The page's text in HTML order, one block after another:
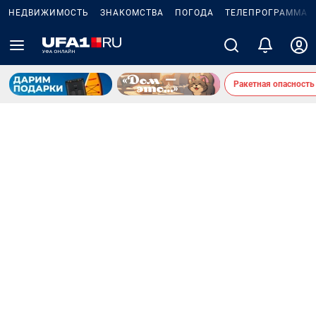
НЕДВИЖИМОСТЬ ЗНАКОМСТВА ПОГОДА ТЕЛЕПРОГРАММА
Ракетная